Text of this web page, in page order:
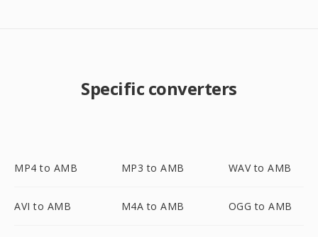
Specific converters
MP4 to AMB MP3 to AMB WAV to AMB
AVI to AMB M4A to AMB OGG to AMB